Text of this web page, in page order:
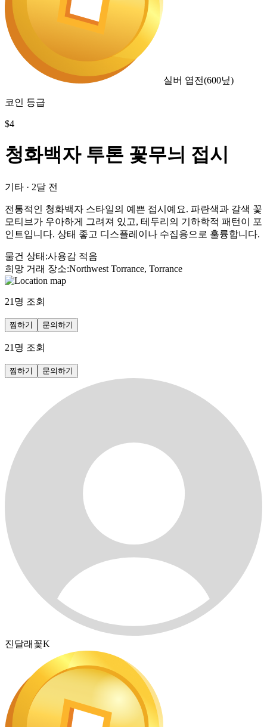
실버 엽전(600닢)
코인 등급
$4
청화백자 투톤 꽃무늬 접시
기타 · 2달 전
전통적인 청화백자 스타일의 예쁜 접시예요. 파란색과 갈색 꽃
모티브가 우아하게 그려져 있고, 테두리의 기하학적 패턴이 포
인트입니다. 상태 좋고 디스플레이나 수집용으로 훌륭합니다.
물건 상태 :사용감 적음
희망 거래 장소:Northwest Torrance, Torrance
21 명 조회
찜하기 문의하기
21 명 조회
찜하기 문의하기
진달래꽃K